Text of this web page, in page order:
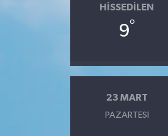
HISSEDILEN
9°
23 MART
PAZARTESI